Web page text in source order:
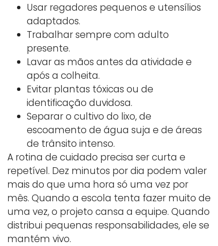
Usar regadores pequenos e utensílios
adaptados.
Trabalhar sempre com adulto
presente.
Lavar as mãos antes da atividade e
após a colheita.
Evitar plantas tóxicas ou de
identificação duvidosa.
Separar o cultivo do lixo, de
escoamento de água suja e de áreas
de trânsito intenso.
A rotina de cuidado precisa ser curta e
repetível. Dez minutos por dia podem valer
mais do que uma hora só uma vez por
mês. Quando a escola tenta fazer muito de
uma vez, o projeto cansa a equipe. Quando
distribui pequenas responsabilidades, ele se
mantém vivo.